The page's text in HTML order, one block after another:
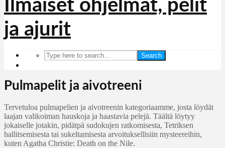
Search
Pulmapelit ja aivotreeni
Tervetuloa pulmapelien ja aivotreenin kategoriaamme, josta löydät
laajan valikoiman hauskoja ja haastavia pelejä. Täältä löytyy
jokaiselle jotakin, pidätpä sudokujen ratkomisesta, Tetriksen
hallitsemisesta tai sukeltamisesta arvoituksellisiin mysteereihin,
kuten Agatha Christie: Death on the Nile.